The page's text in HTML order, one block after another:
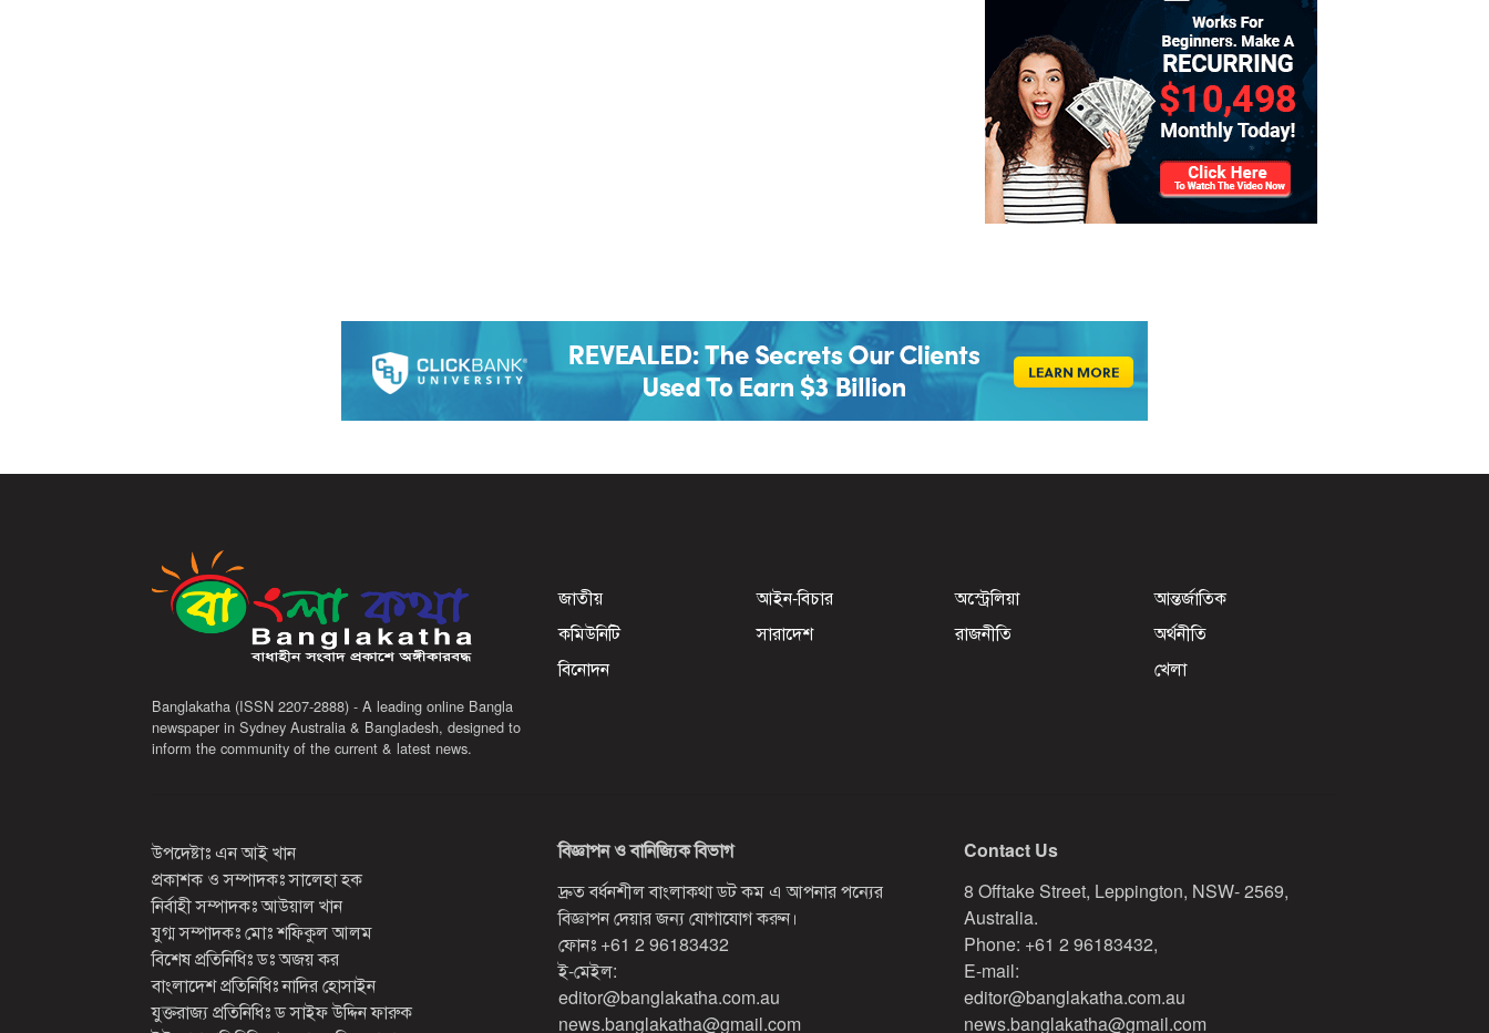
Banglakatha (ISSN 2207-2888) - A leading online Bangla
newspaper in Sydney Australia & Bangladesh, designed to
inform the community of the current & latest news.
জাতীয় আইন-বিচার অস্ট্রেলিয়া
আন্তর্জাতিক
কমিউনিটি
সারাদেশ রাজনীতি
অর্থনীতি
বিনোদন
খেলা
উপদেষ্টাঃ এন আই খান
প্রকাশক ও সম্পাদকঃ সালেহা হক
নির্বাহী সম্পাদকঃ আউয়াল খান
যুগ্ম সম্পাদকঃ মোঃ শফিকুল আলম
বিশেষ প্রতিনিধিঃ ডঃ অজয় কর
বাংলাদেশ প্রতিনিধিঃ নাদির হোসাইন
যুক্তরাজ্য প্রতিনিধিঃ ড সাইফ উদ্দিন ফারুক
বিজ্ঞাপন ও বানিজ্যিক বিভাগ
দ্রুত বর্ধনশীল বাংলাকথা ডট কম এ আপনার পন্যের
বিজ্ঞাপন দেয়ার জন্য যোগাযোগ করুন।
ফোনঃ +61 2 96183432
ই-মেইল:
editor@banglakatha.com.au
news.banglakatha@gmail.com
Contact Us
8 Offtake Street, Leppington, NSW- 2569,
Australia.
Phone: +61 2 96183432,
E-mail:
editor@banglakatha.com.au
news.banglakatha@gmail.com